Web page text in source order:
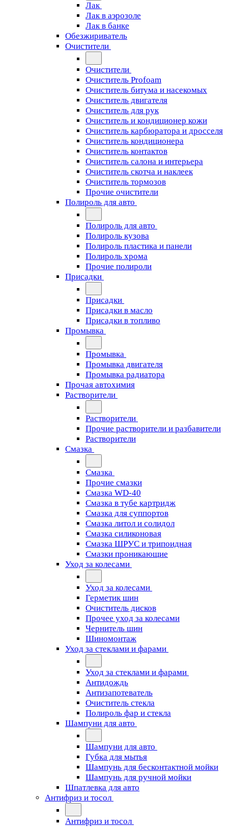
Лак
Лак в аэрозоле
Лак в банке
Обезжириватель
Очистители
Очистители
Очиститель Profoam
Очиститель битума и насекомых
Очиститель двигателя
Очиститель для рук
Очиститель и кондиционер кожи
Очиститель карбюратора и дросселя
Очиститель кондиционера
Очиститель контактов
Очиститель салона и интерьера
Очиститель скотча и наклеек
Очиститель тормозов
Прочие очистители
Полироль для авто
Полироль для авто
Полироль кузова
Полироль пластика и панели
Полироль хрома
Прочие полироли
Присадки
Присадки
Присадки в масло
Присадки в топливо
Промывка
Промывка
Промывка двигателя
Промывка радиатора
Прочая автохимия
Растворители
Растворители
Прочие растворители и разбавители
Растворители
Смазка
Смазка
Прочие смазки
Смазка WD-40
Смазка в тубе картридж
Смазка для суппортов
Смазка литол и солидол
Смазка силиконовая
Смазка ШРУС и трипоидная
Смазки проникающие
Уход за колесами
Уход за колесами
Герметик шин
Очиститель дисков
Прочее уход за колесами
Чернитель шин
Шиномонтаж
Уход за стеклами и фарами
Уход за стеклами и фарами
Антидождь
Антизапотеватель
Очиститель стекла
Полироль фар и стекла
Шампуни для авто
Шампуни для авто
Губка для мытья
Шампунь для бесконтактной мойки
Шампунь для ручной мойки
Шпатлевка для авто
Антифриз и тосол
Антифриз и тосол